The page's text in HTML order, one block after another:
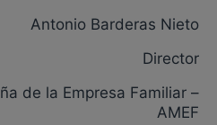
Antonio Barderas Nieto
Director
de la Empresa Familiar –
AMEF